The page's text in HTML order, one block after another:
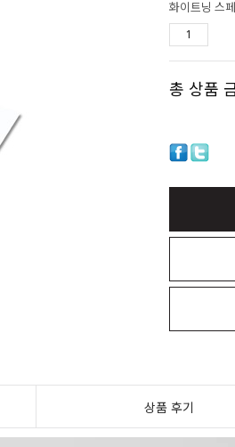
화이트닝 스
총 상품
상품 후기